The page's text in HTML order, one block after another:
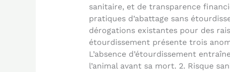
sanitaire, et de transparence
pratiques d’abattage sans
dérogations existantes pour des
étourdissement présente trois
L’absence d’étourdissement
l’animal avant sa mort. 2. Risque